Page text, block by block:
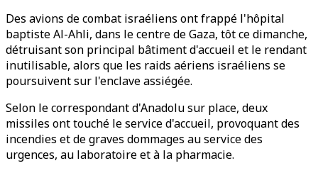
Des avions de combat israéliens ont frappé l'hôpital
baptiste Al-Ahli, dans le centre de Gaza, tôt ce dimanche,
détruisant son principal bâtiment d'accueil et le rendant
inutilisable, alors que les raids aériens israéliens se
poursuivent sur l'enclave assiégée.
Selon le correspondant d'Anadolu sur place, deux
missiles ont touché le service d'accueil, provoquant des
incendies et de graves dommages au service des
urgences, au laboratoire et à la pharmacie.